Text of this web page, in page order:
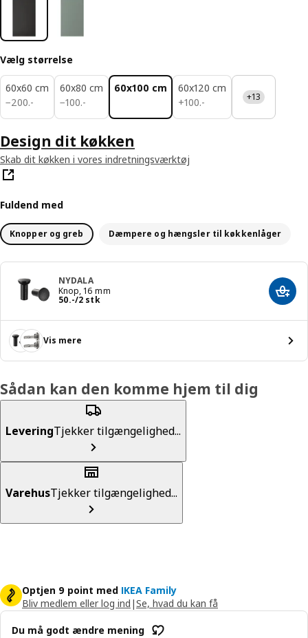
Vælg størrelse
60x60 cm
−200.-
200.-
60x80 cm
−100.-
100.-
60x100 cm
60x120 cm
+100.-
100.- +13
Design dit køkken
Skab dit køkken i vores indretningsværktøj
Fuldend med
Knopper og greb Dæmpere og hængsler til køkkenlåger
NYDALA
Knop, 16 mm
50.-/2 stk
Pris 50.-/2 stk Læg i
Vis mere
Sådan kan den komme hjem til dig
LeveringTjekker tilgængelighed...
VarehusTjekker tilgængelighed...
Optjen 9 point med IKEA Family
Bliv medlem eller log ind |Se, hvad du kan få
Du må godt ændre mening